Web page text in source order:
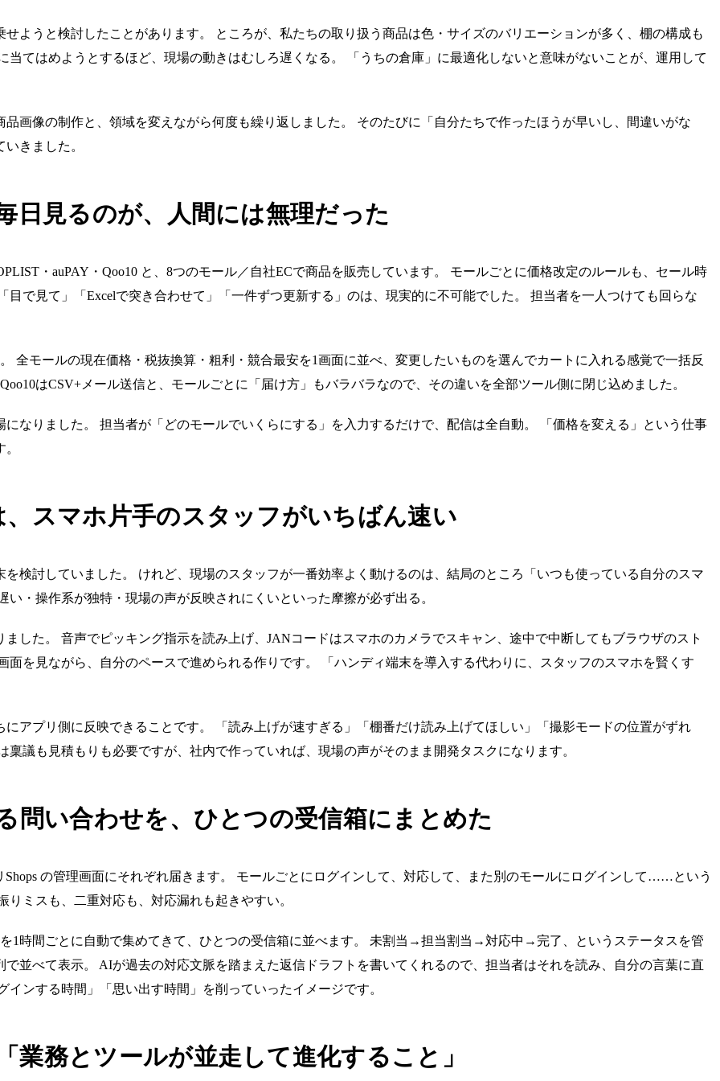
ようと検討したことがあります。 ところが、私たちの取り扱う商品は色・サイズのバリエーションが多く、棚の構成も
てはめようとするほど、現場の動きはむしろ遅くなる。 「うちの倉庫」に最適化しないと意味がないことが、運用して
画像の制作と、領域を変えながら何度も繰り返しました。 そのたびに「自分たちで作ったほうが早いし、間違いがな
きました。
日見るのが、人間には無理だった
・auPAY・Qoo10 と、8つのモール／自社ECで商品を販売しています。 モールごとに価格改定のルールも、セール時
で見て」「Excelで突き合わせて」「一件ずつ更新する」のは、現実的に不可能でした。 担当者を一人つけても回らな
全モールの現在価格・税抜換算・粗利・競合最安を1画面に並べ、変更したいものを選んでカートに入れる感覚で一括反
はCSV+メール送信と、モールごとに「届け方」もバラバラなので、その違いを全部ツール側に閉じ込めました。
なりました。 担当者が「どのモールでいくらにする」を入力するだけで、配信は全自動。 「価格を変える」という仕事
スマホ片手のスタッフがいちばん速い
検討していました。 けれど、現場のスタッフが一番効率よく動けるのは、結局のところ「いつも使っている自分のスマ
・操作系が独特・現場の声が反映されにくいといった摩擦が必ず出る。
ました。 音声でピッキング指示を読み上げ、JANコードはスマホのカメラでスキャン、途中で中断してもブラウザのスト
を見ながら、自分のペースで進められる作りです。 「ハンディ端末を導入する代わりに、スタッフのスマホを賢くす
アプリ側に反映できることです。 「読み上げが速すぎる」「棚番だけ読み上げてほしい」「撮影モードの位置がずれ
議も見積もりも必要ですが、社内で作っていれば、現場の声がそのまま開発タスクになります。
問い合わせを、ひとつの受信箱にまとめた
Shops の管理画面にそれぞれ届きます。 モールごとにログインして、対応して、また別のモールにログインして……という
ミスも、二重対応も、対応漏れも起きやすい。
1時間ごとに自動で集めてきて、ひとつの受信箱に並べます。 未割当→担当割当→対応中→完了、というステータスを管
並べて表示。 AIが過去の対応文脈を踏まえた返信ドラフトを書いてくれるので、担当者はそれを読み、自分の言葉に直
ンする時間」「思い出す時間」を削っていったイメージです。
務とツールが並走して進化すること」